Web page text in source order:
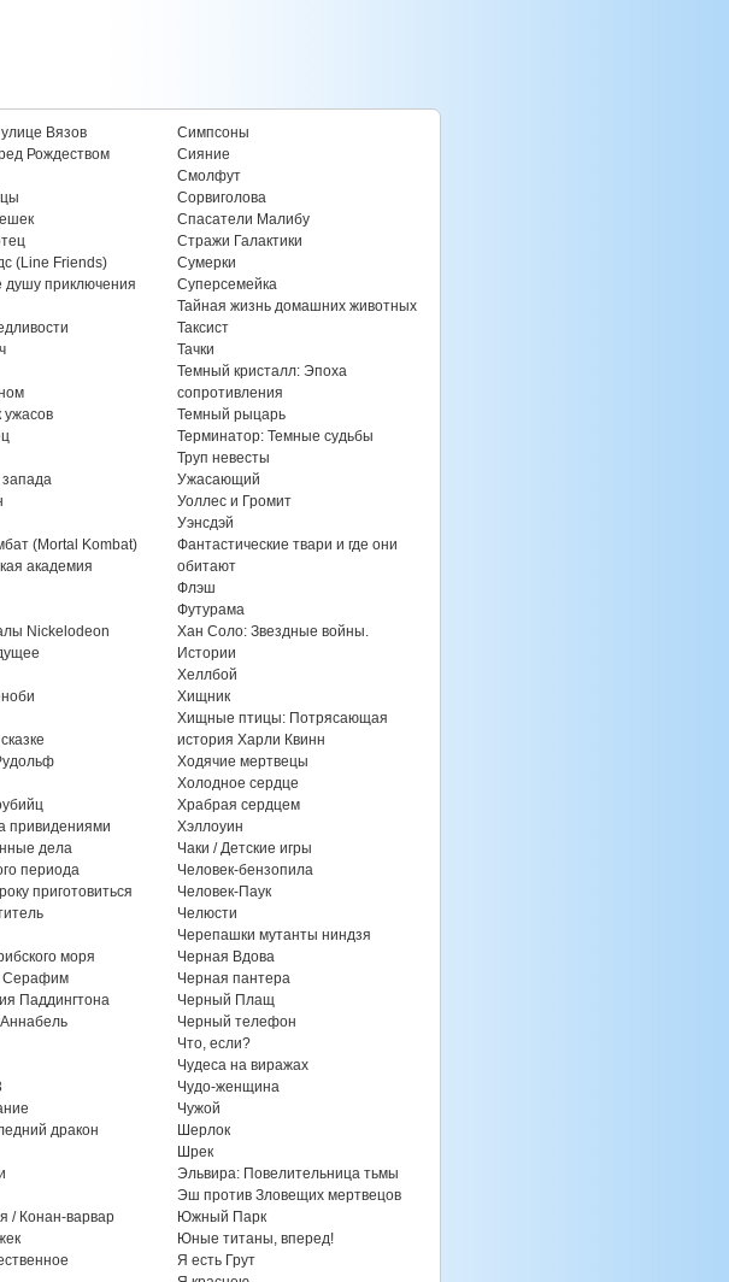
Вязов
Рождеством
(Line Friends)
приключения
ужасов
запада
(Mortal Kombat)
академия
Nickelodeon
привидениями
дела
периода
приготовиться
моря
Серафим
Паддингтона
дракон
/ Конан-варвар
Симпсоны
Сияние
Смолфут
Сорвиголова
Спасатели Малибу
Стражи Галактики
Сумерки
Суперсемейка
Тайная жизнь домашних животных
Таксист
Тачки
Темный кристалл: Эпоха
сопротивления
Темный рыцарь
Терминатор: Темные судьбы
Труп невесты
Ужасающий
Уоллес и Громит
Уэнсдэй
Фантастические твари и где они
обитают
Флэш
Футурама
Хан Соло: Звездные войны.
Истории
Хеллбой
Хищник
Хищные птицы: Потрясающая
история Харли Квинн
Ходячие мертвецы
Холодное сердце
Храбрая сердцем
Хэллоуин
Чаки / Детские игры
Человек-бензопила
Человек-Паук
Челюсти
Черепашки мутанты ниндзя
Черная Вдова
Черная пантера
Черный Плащ
Черный телефон
Что, если?
Чудеса на виражах
Чудо-женщина
Чужой
Шерлок
Шрек
Эльвира: Повелительница тьмы
Эш против Зловещих мертвецов
Южный Парк
Юные титаны, вперед!
Я есть Грут